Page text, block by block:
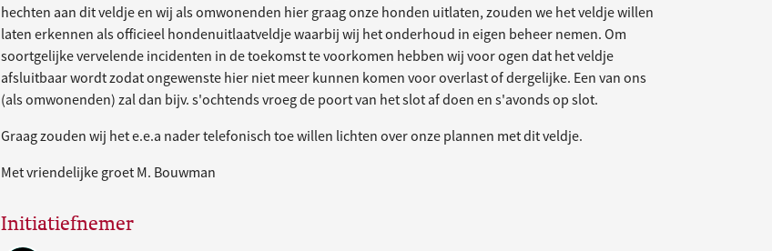
hechten aan dit veldje en wij als omwonenden hier graag onze honden uitlaten, zouden we het veldje willen
laten erkennen als officieel hondenuitlaatveldje waarbij wij het onderhoud in eigen beheer nemen. Om
soortgelijke vervelende incidenten in de toekomst te voorkomen hebben wij voor ogen dat het veldje
afsluitbaar wordt zodat ongewenste hier niet meer kunnen komen voor overlast of dergelijke. Een van ons
(als omwonenden) zal dan bijv. s'ochtends vroeg de poort van het slot af doen en s'avonds op slot.
Graag zouden wij het e.e.a nader telefonisch toe willen lichten over onze plannen met dit veldje.
Met vriendelijke groet M. Bouwman
Initiatiefnemer